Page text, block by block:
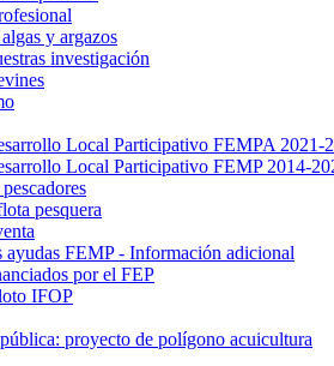
y argazos
investigación
Local Participativo FEMPA 2021-
Local Participativo FEMP 2014-
pesquera
ayudas FEMP - Información adicional
por el FEP
IFOP
proyecto de polígono acuicultura